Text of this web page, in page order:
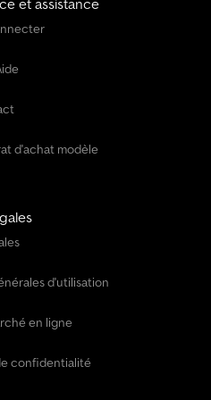
et assistance
d'achat modèle
d'utilisation
en ligne
confidentialité